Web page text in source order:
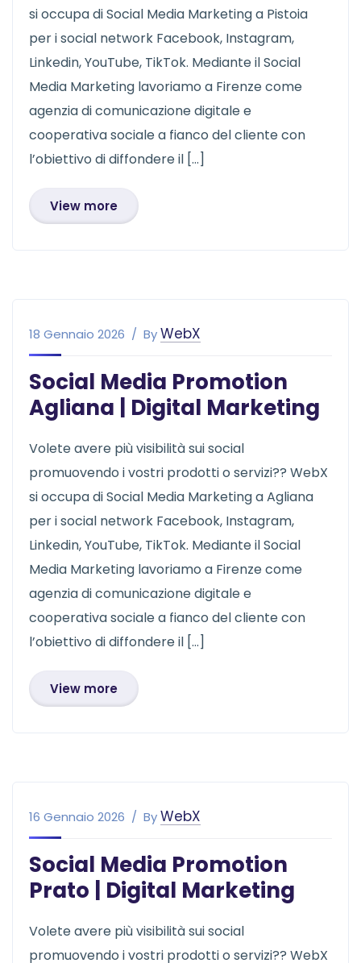
si occupa di Social Media Marketing a Pistoia
per i social network Facebook, Instagram,
Linkedin, YouTube, TikTok. Mediante il Social
Media Marketing lavoriamo a Firenze come
agenzia di comunicazione digitale e
cooperativa sociale a fianco del cliente con
l’obiettivo di diffondere il […]
View more
18 Gennaio 2026 ByWebX
Social Media Promotion
Agliana | Digital Marketing
Volete avere più visibilità sui social
promuovendo i vostri prodotti o servizi?? WebX
si occupa di Social Media Marketing a Agliana
per i social network Facebook, Instagram,
Linkedin, YouTube, TikTok. Mediante il Social
Media Marketing lavoriamo a Firenze come
agenzia di comunicazione digitale e
cooperativa sociale a fianco del cliente con
l’obiettivo di diffondere il […]
View more
16 Gennaio 2026 ByWebX
Social Media Promotion
Prato | Digital Marketing
Volete avere più visibilità sui social
promuovendo i vostri prodotti o servizi?? WebX